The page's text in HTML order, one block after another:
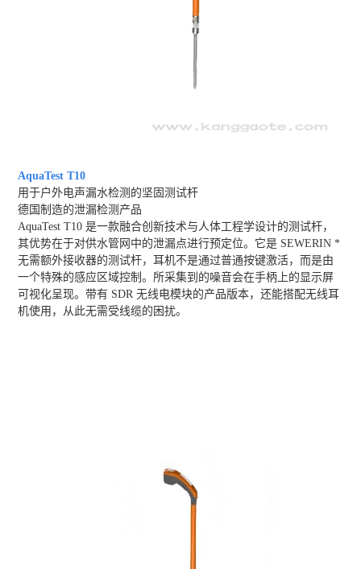
AquaTest T10
用于户外电声漏水检测的坚固测试杆
德国制造的泄漏检测产品
AquaTest T10 是一款融合创新技术与人体工程学设计的测试杆，
其优势在于对供水管网中的泄漏点进行预定位。它是 SEWERIN *
无需额外接收器的测试杆，耳机不是通过普通按键激活，而是由
一个特殊的感应区域控制。所采集到的噪音会在手柄上的显示屏
可视化呈现。带有 SDR 无线电模块的产品版本，还能搭配无线耳
机使用，从此无需受线缆的困扰。